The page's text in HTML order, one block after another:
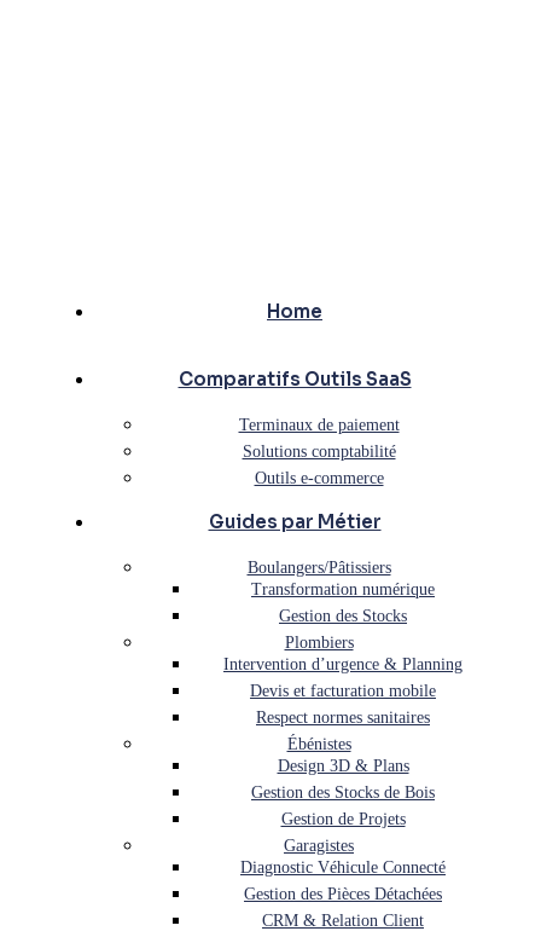
Home
Comparatifs Outils SaaS
Terminaux de paiement
Solutions comptabilité
Outils e-commerce
Guides par Métier
Boulangers/Pâtissiers
Transformation numérique
Gestion des Stocks
Plombiers
Intervention d’urgence & Planning
Devis et facturation mobile
Respect normes sanitaires
Ébénistes
Design 3D & Plans
Gestion des Stocks de Bois
Gestion de Projets
Garagistes
Diagnostic Véhicule Connecté
Gestion des Pièces Détachées
CRM & Relation Client